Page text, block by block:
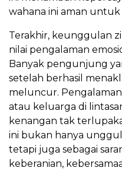
wahana ini aman
Terakhir, keunggulan
nilai pengalaman
Banyak pengunjung
setelah berhasil
meluncur.
atau keluarga di
kenangan tak
ini bukan hanya unggul
tetapi juga sebagai
keberanian,